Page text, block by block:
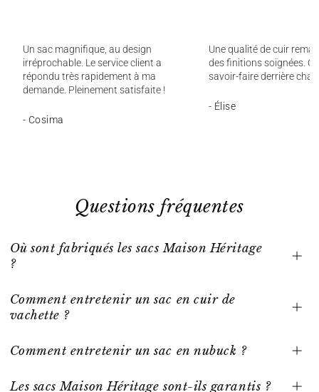
Un sac magnifique, au design
irréprochable. Le service client a
répondu très rapidement à ma
demande. Pleinement satisfaite !
- Cosima
Une qualité de cuir
des finitions soignées.
savoir-faire derrière
- Élise
Questions fréquentes
Où sont fabriqués les sacs Maison Héritage
?
Comment entretenir un sac en cuir de
vachette ?
Comment entretenir un sac en nubuck ?
Les sacs Maison Héritage sont-ils garantis ?